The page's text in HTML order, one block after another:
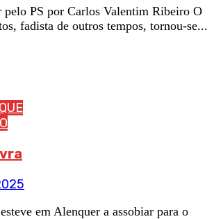
pelo PS por Carlos Valentim Ribeiro O
fadista de outros tempos, tornou-se...
em Alenquer a assobiar para o